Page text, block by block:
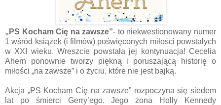
„PS Kocham Cię na zawsze”- to niekwestionowany numer
1 wśród książek (i filmów) poświęconych miłości powstałych
w XXI wieku. Wreszcie powstała jej kontynuacja! Cecelia
Ahern ponownie tworzy piękną i poruszającą historię o
miłości „na zawsze” i o życiu, które nie jest bajką.
Akcja „PS Kocham Cię na zawsze” rozpoczyna się siedem
lat po śmierci Gerry’ego. Jego żona Holly Kennedy